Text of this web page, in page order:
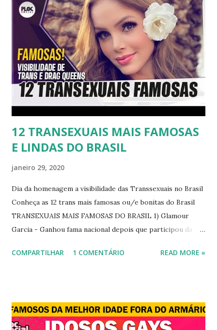
12 TRANSEXUAIS MAIS FAMOSAS
E LINDAS DO BRASIL
janeiro 29, 2020
Dia da homenagem a visibilidade das Transsexuais no Brasil
Conheça as 12 trans mais famosas ou/e bonitas do Brasil
TRANSEXUAIS MAIS FAMOSAS DO BRASIL 1) Glamour
Garcia - Ganhou fama nacional depois que participou da
transexual, Britney. 2) Lea T é uma famosa modelo
disse, ainda, que realizou a cirurgia em busca de ser feliz, e
não para agradar a um homem. 3) Léo Aquilla - Apresenta o
COMPARTILHAR 1 COMENTÁRIO READ MORE »